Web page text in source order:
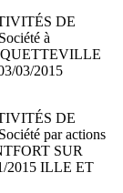
DE
à
QUETTEVILLE
03/2015
DE
par actions
SUR
2015 ILLE ET